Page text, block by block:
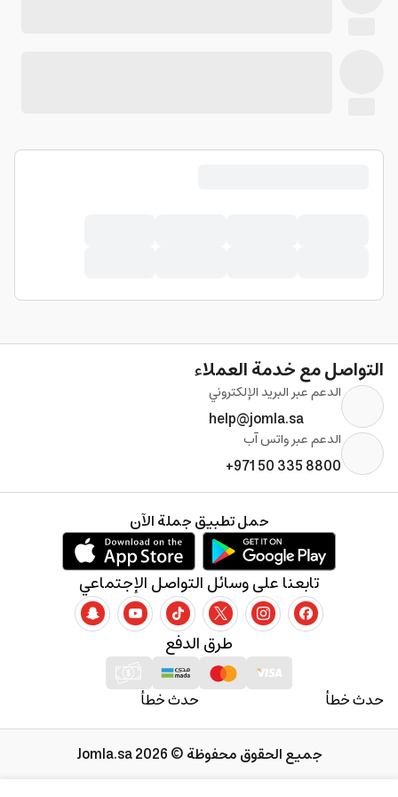
التواصل مع خدمة العملاء
الدعم عبر البريد الإلكتروني
help@jomla.sa
الدعم عبر واتس آب
+971 50 335 8800
حدث خطأ حدث خطأ
طرق الدفع
تابعنا على وسائل التواصل الإجتماعي
حمل تطبيق جملة الآن
جميع الحقوق محفوظة © 2026 Jomla.sa